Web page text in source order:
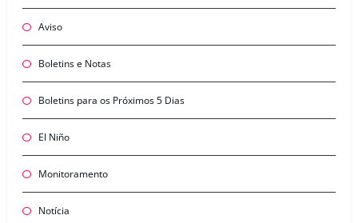
Aviso
Boletins e Notas
Boletins para os Próximos 5 Dias
El Niño
Monitoramento
Notícia